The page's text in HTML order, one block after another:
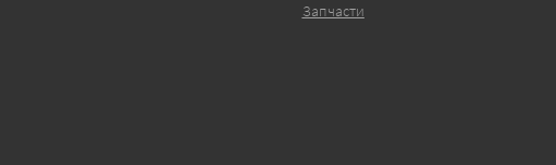
Запчасти